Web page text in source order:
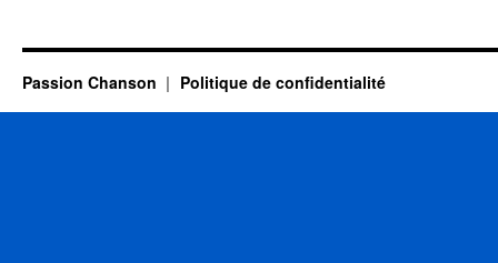
Passion Chanson Politique de confidentialité